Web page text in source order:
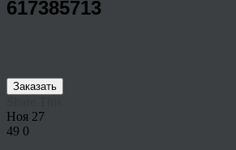
617385713
Заказать
Ноя 27
49 0